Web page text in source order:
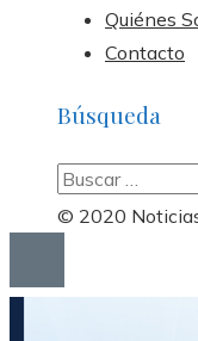
Quiénes
Contacto
Búsqueda
Buscar:
© 2020